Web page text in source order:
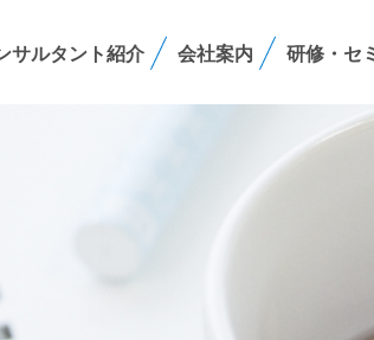
サルタント紹介 会社案内 研修・セ